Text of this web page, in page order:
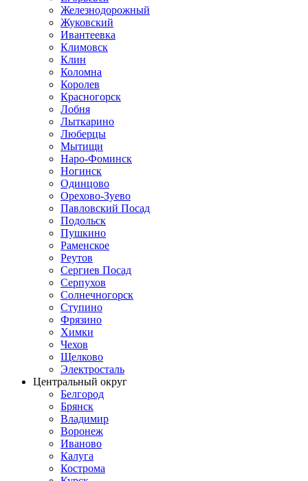
Железнодорожный
Жуковский
Ивантеевка
Климовск
Клин
Коломна
Королев
Красногорск
Лобня
Лыткарино
Люберцы
Мытищи
Наро-Фоминск
Ногинск
Одинцово
Орехово-Зуево
Павловский Посад
Подольск
Пушкино
Раменское
Реутов
Сергиев Посад
Серпухов
Солнечногорск
Ступино
Фрязино
Химки
Чехов
Щелково
Электросталь
Центральный округ
Белгород
Брянск
Владимир
Воронеж
Иваново
Калуга
Кострома